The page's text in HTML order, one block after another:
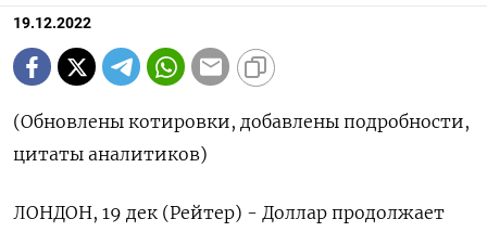
19.12.2022
(Обновлены котировки, добавлены подробности,
цитаты аналитиков)
ЛОНДОН, 19 дек (Рейтер) - Доллар продолжает